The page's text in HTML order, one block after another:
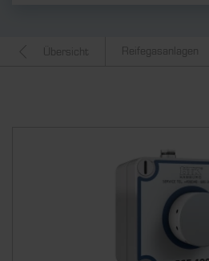
Übersicht Reifegasanlagen